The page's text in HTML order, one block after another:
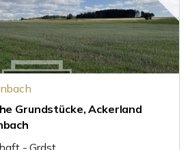
Grundstücke, Ackerland
- Grdst.